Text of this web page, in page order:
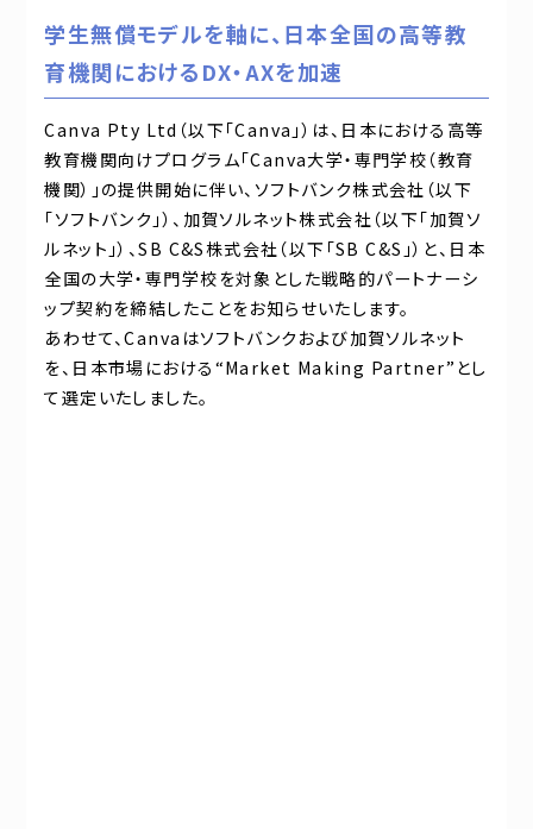
学生無償モデルを軸に、日本全国の高等教
育機関におけるDX・AXを加速
Canva Pty Ltd（以下「Canva」）は、日本における高等
教育機関向けプログラム「Canva大学・専門学校（教育
機関）」の提供開始に伴い、ソフトバンク株式会社（以下
「ソフトバンク」）、加賀ソルネット株式会社（以下「加賀ソ
ルネット」）、SB C&S株式会社（以下「SB C&S」）と、日本
全国の大学・専門学校を対象とした戦略的パートナーシ
ップ契約を締結したことをお知らせいたします。
あわせて、Canvaはソフトバンクおよび加賀ソルネット
を、日本市場における“Market Making Partner”とし
て選定いたしました。